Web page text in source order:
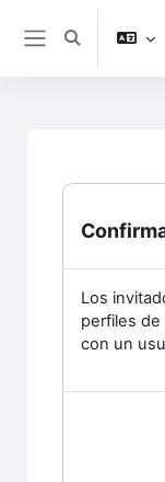
Salta al contenido
Selector de
Los
perfiles de
con un